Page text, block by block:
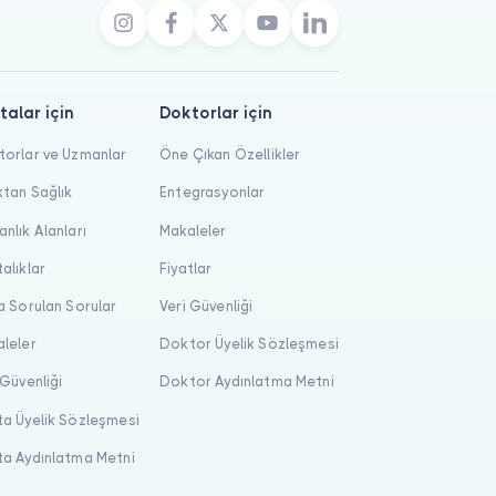
için
ve Uzmanlar
Sağlık
Alanları
Sorulan Sorular
Üyelik Sözleşmesi
Aydınlatma Metni
Doktorlar için
Öne Çıkan Özellikler
Entegrasyonlar
Makaleler
Fiyatlar
Veri Güvenliği
Doktor Üyelik Sözleşmesi
Doktor Aydınlatma Metni